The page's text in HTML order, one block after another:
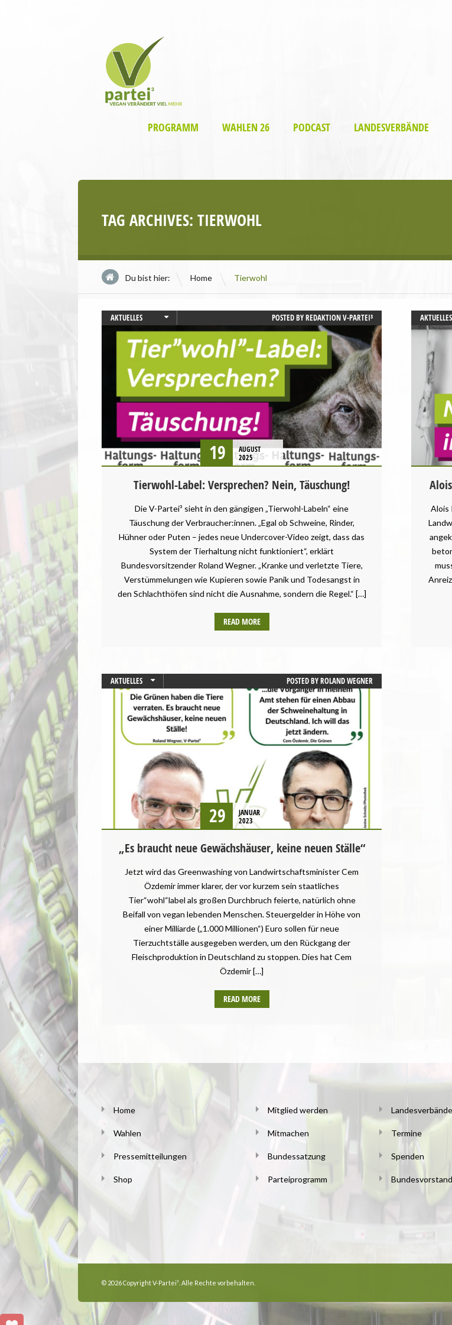
PROGRAMM WAHLEN 26 PODCAST LANDESVERBÄNDE
TAG ARCHIVES: TIERWOHL
Du bist hier: Home \ Tierwohl
AKTUELLES
LANDWIRTSCHAFT
PRESSEMITTEILUNG
POSTED BYREDAKTION V-PARTEI³
19
AUGUST
2025
Tierwohl-Label: Versprechen? Nein, Täuschung!
Die V-Partei³ sieht in den gängigen „Tierwohl-Labeln“ eine
Täuschung der Verbraucher:innen. „Egal ob Schweine, Rinder,
Hühner oder Puten – jedes neue Undercover-Video zeigt, dass das
System der Tierhaltung nicht funktioniert“, erklärt
Bundesvorsitzender Roland Wegner. „Kranke und verletzte Tiere,
Verstümmelungen wie Kupieren sowie Panik und Todesangst in
den Schlachthöfen sind nicht die Ausnahme, sondern die Regel.“ […]
READ MORE
AKTUELLES
STARTSEITE
Alois
AKTUELLES
STARTSEITE
POSTED BYROLAND WEGNER
29
JANUAR
2023
„Es braucht neue Gewächshäuser, keine neuen Ställe“
Jetzt wird das Greenwashing von Landwirtschaftsminister Cem
Özdemir immer klarer, der vor kurzem sein staatliches
Tier“wohl“label als großen Durchbruch feierte, natürlich ohne
Beifall von vegan lebenden Menschen. Steuergelder in Höhe von
einer Milliarde („1.000 Millionen“) Euro sollen für neue
Tierzuchtställe ausgegeben werden, um den Rückgang der
Fleischproduktion in Deutschland zu stoppen. Dies hat Cem
Özdemir […]
READ MORE
Home
Wahlen
Pressemitteilungen
Shop
Mitglied werden
Mitmachen
Bundessatzung
Parteiprogramm
Landesverbände
Termine
Spenden
Bundesvorstand
© 2026 Copyright V-Partei³. Alle Rechte vorbehalten.